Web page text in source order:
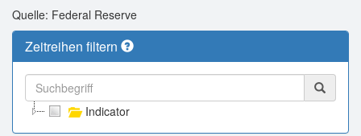
Quelle: Federal Reserve
Zeitreihen filtern
Indicator